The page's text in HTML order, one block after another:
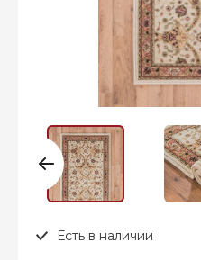
Есть в наличии